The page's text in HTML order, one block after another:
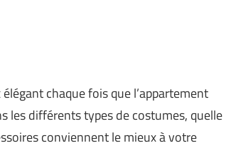
chaque fois que l’appartement
les différents types de costumes, quelle
conviennent le mieux à votre